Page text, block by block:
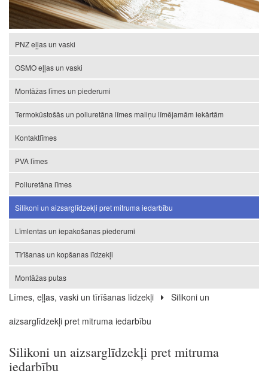
PNZ eļļas un vaski
OSMO eļļas un vaski
Montāžas līmes un piederumi
Termokūstošās un poliuretāna līmes maliņu līmējamām iekārtām
Kontaktlīmes
PVA līmes
Poliuretāna līmes
Silikoni un aizsarglīdzekļi pret mitruma iedarbību
Līmlentas un iepakošanas piederumi
Tīrīšanas un kopšanas līdzekļi
Montāžas putas
Līmes, eļļas, vaski un tīrīšanas līdzekļi
Silikoni un
aizsarglīdzekļi pret mitruma iedarbību
Silikoni un aizsarglīdzekļi pret mitruma
iedarbību